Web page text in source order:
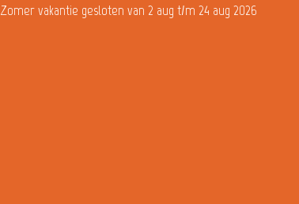
Zomer vakantie gesloten van 2 aug t/m 24 aug 2026